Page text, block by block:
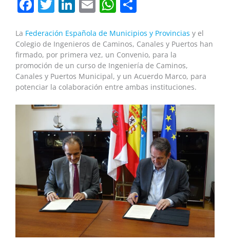
La Federación Española de Municipios y Provincias y el
Colegio de Ingenieros de Caminos, Canales y Puertos han
firmado, por primera vez, un Convenio, para la
promoción de un curso de Ingeniería de Caminos,
Canales y Puertos Municipal, y un Acuerdo Marco, para
potenciar la colaboración entre ambas instituciones.